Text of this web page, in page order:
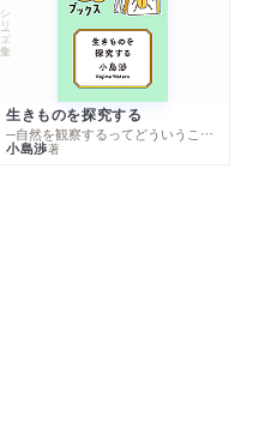
シリーズ・全集
生きものを探究する
─自然を観察するってどういうこと？
小島渉著